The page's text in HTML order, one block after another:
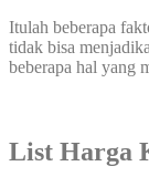
Itulah beberapa
tidak bisa
beberapa hal yang
List Harga